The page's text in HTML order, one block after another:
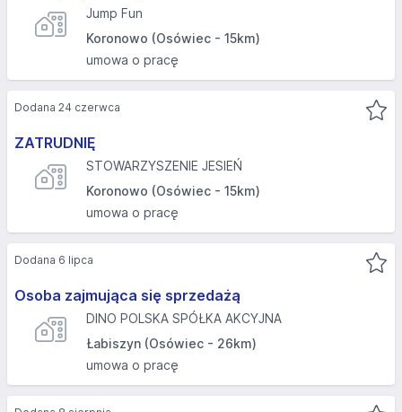
Jump Fun
Koronowo (Osówiec - 15km)
umowa o pracę
ZATRUDNIĘ
STOWARZYSZENIE JESIEŃ
Koronowo (Osówiec - 15km)
umowa o pracę
Dodana 24 czerwca
Osoba zajmująca się sprzedażą
DINO POLSKA SPÓŁKA AKCYJNA
Łabiszyn (Osówiec - 26km)
umowa o pracę
Dodana 6 lipca